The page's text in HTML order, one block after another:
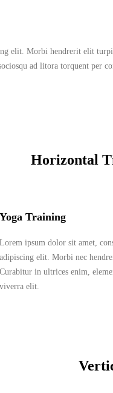
elit. Morbi hendrerit elit
ad litora torquent per
Horizontal
Yoga Training
Lorem ipsum dolor sit amet,
adipiscing elit. Morbi nec
Curabitur in ultrices enim,
viverra elit.